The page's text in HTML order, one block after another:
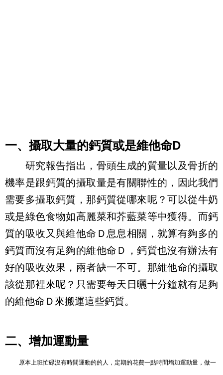
一、攝取大量的鈣質或是維他命D
研究報告指出，骨頭生成的質量以及骨折的
機率是跟鈣質的攝取量是有關聯性的，因此我們
需要多攝取鈣質，那鈣質從哪來呢？可以從牛奶
或是綠色食物如高麗菜和芥藍菜等中獲得。而鈣
質的吸收又與維他命Ｄ息息相關，就算有夠多的
鈣質而沒有足夠的維他命Ｄ，鈣質也沒有辦法有
好的吸收效果，兩者缺一不可。那維他命的攝取
該從那裡來呢？只需要每天日曬十分鐘就有足夠
的維他命Ｄ來搬運這些鈣質。
二、增加運動量
原本上班忙碌沒有時間運動的的人，定期的花費一點時間增加運動量，做一